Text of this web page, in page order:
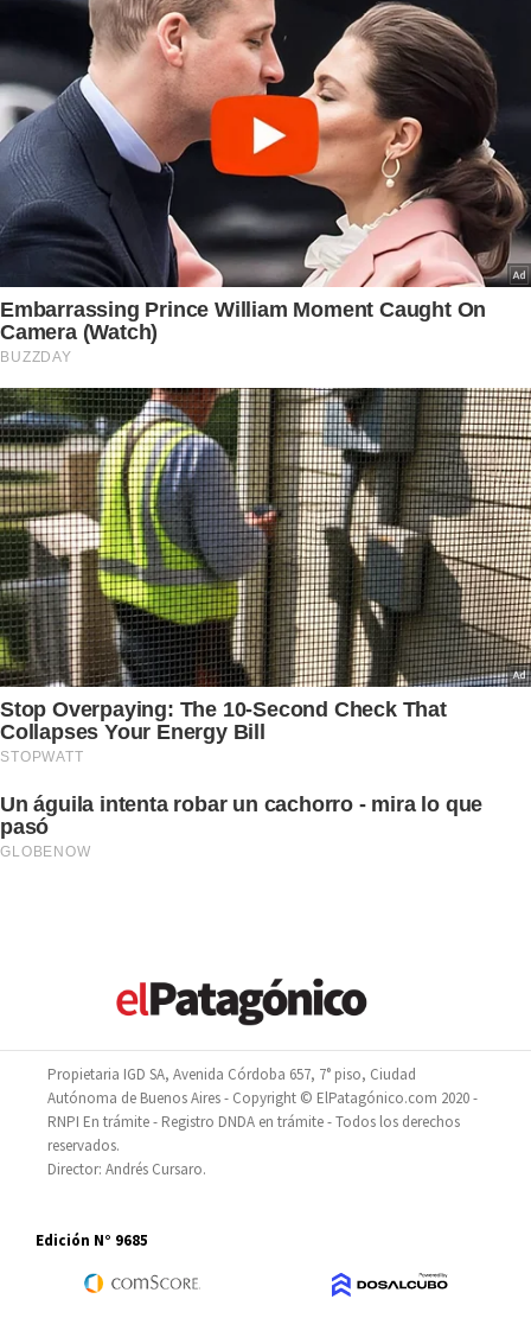
Propietaria IGD SA, Avenida Córdoba 657, 7° piso, Ciudad
Autónoma de Buenos Aires - Copyright © ElPatagónico.com 2020 -
RNPI En trámite - Registro DNDA en trámite - Todos los derechos
reservados.
Director: Andrés Cursaro.
Edición N° 9685